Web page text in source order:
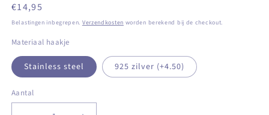
Normale
prijs
€14,95
Belastingen inbegrepen. Verzendkosten worden berekend bij de checkout.
Materiaal haakje
Stainless steel 925 zilver (+4.50)
Aantal
Aantal